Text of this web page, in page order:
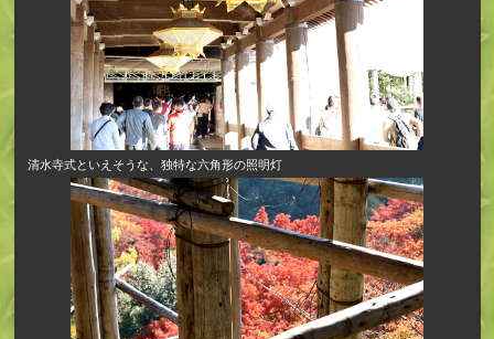
清水寺式といえそうな、独特な六角形の照明灯